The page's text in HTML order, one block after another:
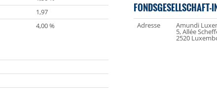
1,97
4,00 %
FONDSGESELLSCHAFT-
Adresse Amundi
5, Allée
2520